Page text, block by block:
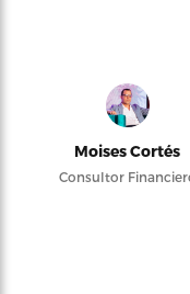
Moises Cortés
Consultor